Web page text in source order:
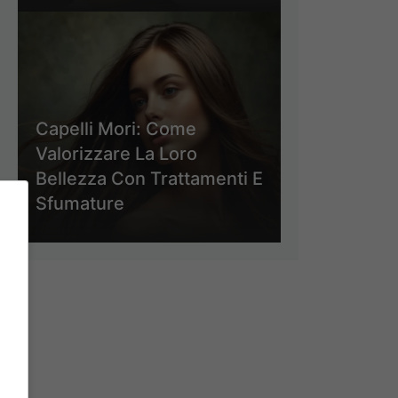
Capelli Mori: Come
Valorizzare La Loro
Bellezza Con Trattamenti E
Sfumature